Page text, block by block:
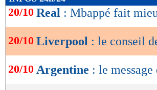
de
OK
20/10 Real : Mbappé fait
20/10 Liverpool : le conseil
20/10 Argentine : le